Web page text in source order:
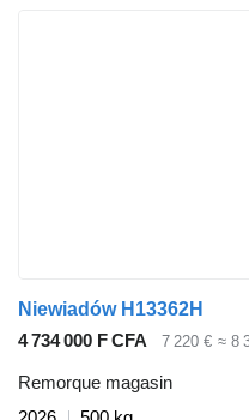
Niewiadów H13362H
4 734 000 F CFA
7 220 € ≈ 8
Remorque magasin